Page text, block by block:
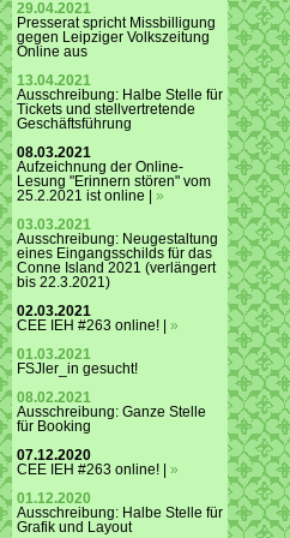
29.04.2021
Presserat spricht Missbilligung
gegen Leipziger Volkszeitung
Online aus
13.04.2021
Ausschreibung: Halbe Stelle für
Tickets und stellvertretende
Geschäftsführung
08.03.2021
Aufzeichnung der Online-
Lesung "Erinnern stören" vom
25.2.2021 ist online | »
03.03.2021
Ausschreibung: Neugestaltung
eines Eingangsschilds für das
Conne Island 2021 (verlängert
bis 22.3.2021)
02.03.2021
CEE IEH #263 online! | »
01.03.2021
FSJler_in gesucht!
08.02.2021
Ausschreibung: Ganze Stelle
für Booking
07.12.2020
CEE IEH #263 online! | »
01.12.2020
Ausschreibung: Halbe Stelle für
Grafik und Layout